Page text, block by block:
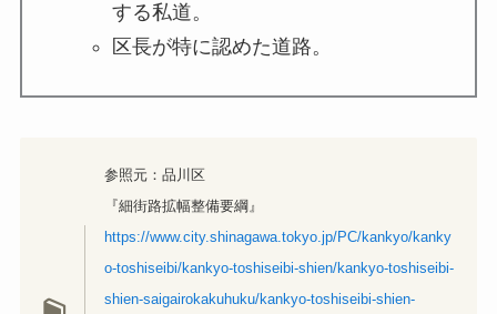
する私道。
区長が特に認めた道路。
参照元：品川区
『細街路拡幅整備要綱』
https://www.city.shinagawa.tokyo.jp/PC/kankyo/kanky
o-toshiseibi/kankyo-toshiseibi-shien/kankyo-toshiseibi-
shien-saigairokakuhuku/kankyo-toshiseibi-shien-